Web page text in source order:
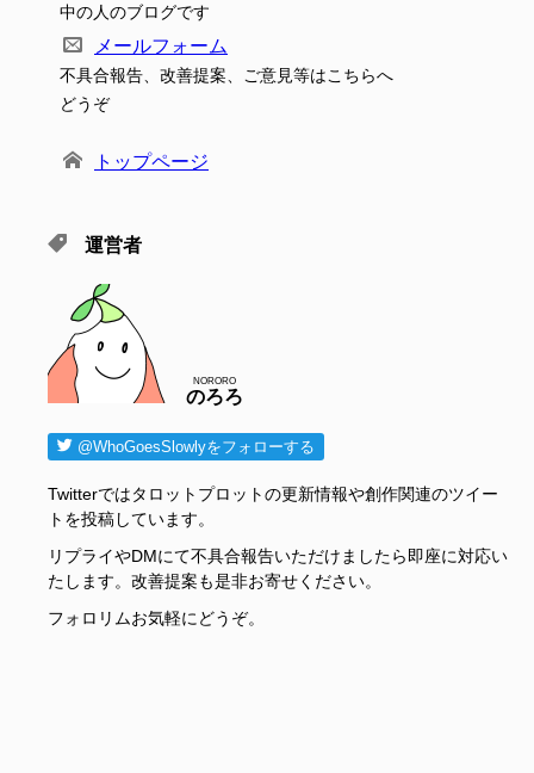
中の人のブログです
メールフォーム
不具合報告、改善提案、ご意見等はこちらへ
どうぞ
トップページ
運営者
のろろ
NORORO
@WhoGoesSlowlyをフォローする
Twitterではタロットプロットの更新情報や創作関連のツイー
トを投稿しています。
リプライやDMにて不具合報告いただけましたら即座に対応い
たします。改善提案も是非お寄せください。
フォロリムお気軽にどうぞ。